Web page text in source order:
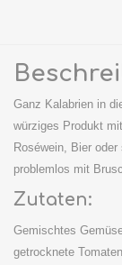
Ganz Kalabrien in
würziges Produkt
Roséwein, Bier
problemlos mit
Zutaten:
Gemischtes
getrocknete